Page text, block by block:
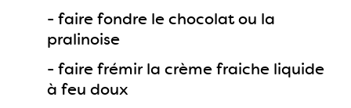
- faire fondre le chocolat ou la
pralinoise
- faire frémir la crème fraiche liquide
à feu doux